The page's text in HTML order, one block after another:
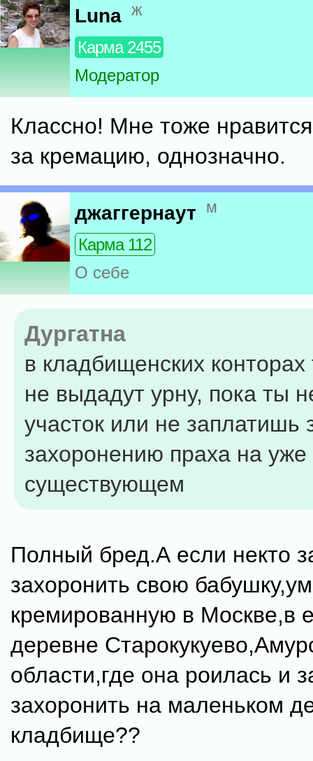
Luna ж
Карма 2455
Модератор
Классно! Мне тоже
за кремацию, однозначно.
джаггернаут м
Карма 112
О себе
Дургатна
в кладбищенских
не выдадут урну, пока ты
участок или не заплатишь
захоронению праха на уже
существующем
Полный бред.А если некто
захоронить свою
кремированную в Москве,в
деревне
области,где она роилась и
захоронить на маленьком
кладбище??